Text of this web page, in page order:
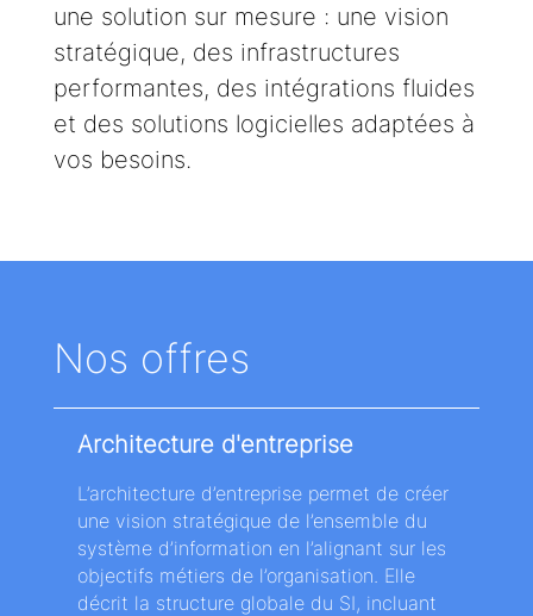
une solution sur mesure : une vision
stratégique, des infrastructures
performantes, des intégrations fluides
et des solutions logicielles adaptées à
vos besoins.
Nos offres
Architecture d'entreprise
L’architecture d’entreprise permet de créer
une vision stratégique de l’ensemble du
système d’information en l’alignant sur les
objectifs métiers de l’organisation. Elle
décrit la structure globale du SI, incluant